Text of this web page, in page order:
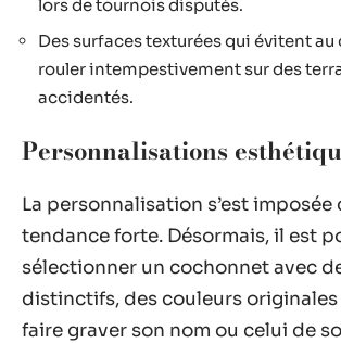
lors de tournois disputés.
Des surfaces texturées qui évitent
rouler intempestivement sur des
accidentés.
Personnalisations
La personnalisation s’est imposée
tendance forte. Désormais, il est
sélectionner un cochonnet avec
distinctifs, des couleurs originales
faire graver son nom ou celui de